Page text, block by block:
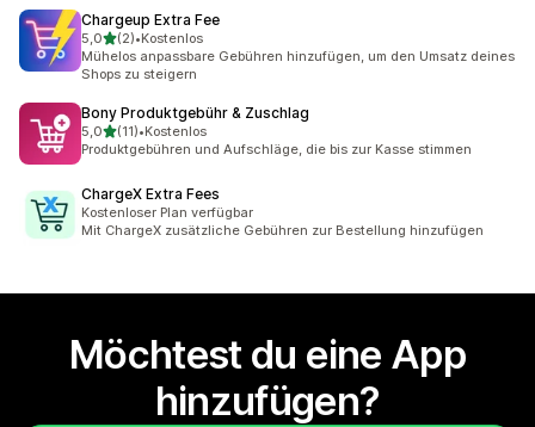
Chargeup Extra Fee
5,0von 5 Sternen
(2)
2 Rezensionen insgesamt
•Kostenlos
Mühelos anpassbare Gebühren hinzufügen, um den Umsatz deines
Shops zu steigern
Bony Produktgebühr & Zuschlag
5,0von 5 Sternen
(11)
11 Rezensionen insgesamt
•Kostenlos
Produktgebühren und Aufschläge, die bis zur Kasse stimmen
ChargeX Extra Fees
Kostenloser Plan verfügbar
Mit ChargeX zusätzliche Gebühren zur Bestellung hinzufügen
Möchtest du eine App
hinzufügen?